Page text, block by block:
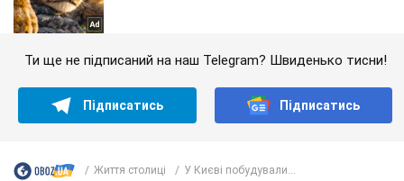
Ти ще не підписаний на наш Telegram? Швиденько тисни!
Підписатись Підписатись
Життя столиці У Києві побудували...